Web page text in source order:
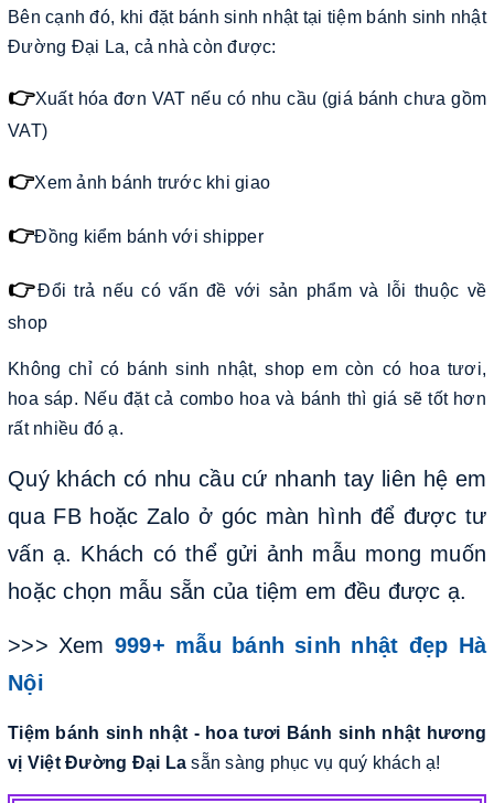
Bên cạnh đó, khi đặt bánh sinh nhật tại tiệm bánh sinh nhật
Đường Đại La, cả nhà còn được:
👉Xuất hóa đơn VAT nếu có nhu cầu (giá bánh chưa gồm
VAT)
👉Xem ảnh bánh trước khi giao
👉Đồng kiểm bánh với shipper
👉Đổi trả nếu có vấn đề với sản phẩm và lỗi thuộc về
shop
Không chỉ có bánh sinh nhật, shop em còn có hoa tươi,
hoa sáp. Nếu đặt cả combo hoa và bánh thì giá sẽ tốt hơn
rất nhiều đó ạ.
Quý khách có nhu cầu cứ nhanh tay liên hệ em
qua FB hoặc Zalo ở góc màn hình để được tư
vấn ạ. Khách có thể gửi ảnh mẫu mong muốn
hoặc chọn mẫu sẵn của tiệm em đều được ạ.
>>> Xem 999+ mẫu bánh sinh nhật đẹp Hà
Nội
Tiệm bánh sinh nhật - hoa tươi Bánh sinh nhật hương
vị Việt Đường Đại Lasẵn sàng phục vụ quý khách ạ!